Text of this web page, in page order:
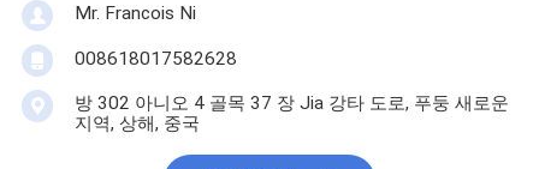
Mr. Francois Ni
008618017582628
방 302 아니오 4 골목 37 장 Jia 강타 도로, 푸둥 새로운
지역, 상해, 중국